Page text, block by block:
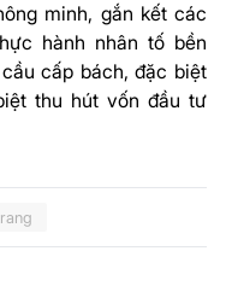
minh, gắn kết các
hành nhân tố bền
cấp bách, đặc biệt
thu hút vốn đầu tư